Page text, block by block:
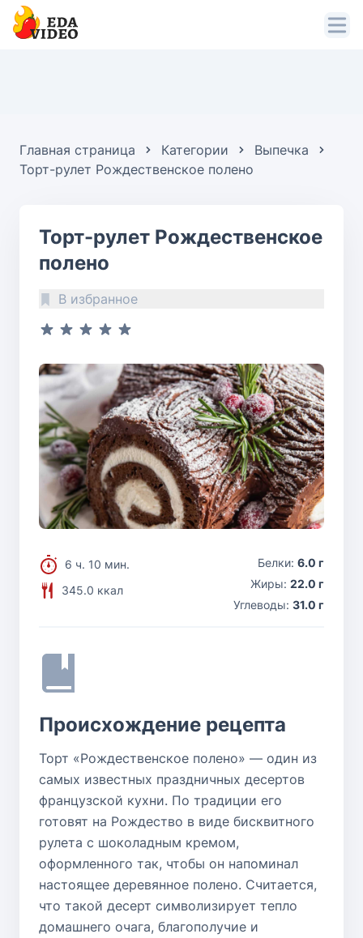
Главная страница Категории
Выпечка
Торт-рулет Рождественское полено
Торт-рулет Рождественское
полено
В избранное
6 ч. 10 мин.
345.0 ккал
Белки: 6.0 г
Жиры: 22.0 г
Углеводы: 31.0 г
Происхождение рецепта
Торт «Рождественское полено» — один из
самых известных праздничных десертов
французской кухни. По традиции его
готовят на Рождество в виде бисквитного
рулета с шоколадным кремом,
оформленного так, чтобы он напоминал
настоящее деревянное полено. Считается,
что такой десерт символизирует тепло
домашнего очага, благополучие и